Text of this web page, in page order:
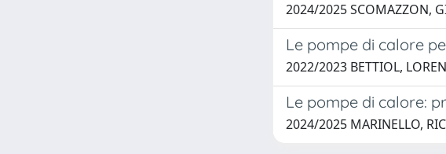
2024/2025 SCOMAZZON,
Le pompe di calore
2022/2023 BETTIOL,
Le pompe di calore:
2024/2025 MARINELLO,